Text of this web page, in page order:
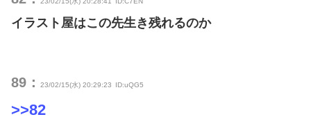
イラスト屋はこの先生き残れるのか
89： 23/02/15(水) 20:29:23 ID:uQG5
>>82